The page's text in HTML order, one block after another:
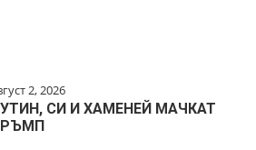
2, 2026
СИ И ХАМЕНЕЙ МАЧКАТ